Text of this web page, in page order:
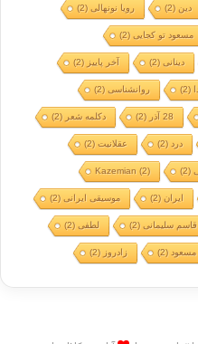
دین(2) رویا نونهالی(2)
مسعود تو کجایی(2)
دینانی(2) آخر پاییز (2)
(2) روانشناسی(2)
28 آذر (2) دکلمه شعر (2)
درد(2) عقلانیت(2)
(2)
Kazemian (2)
ایران(2) موسیقی ایرانی(2)
سلیمانی(2) لطفی(2)
مسعود(2) زادروز (2)